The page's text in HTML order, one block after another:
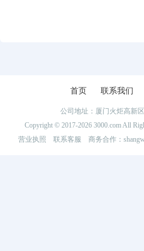
首页 联系我们
公司地址：厦门火炬高新
Copyright © 2017-2026 3000.com All
营业执照
联系客服 商务合作：